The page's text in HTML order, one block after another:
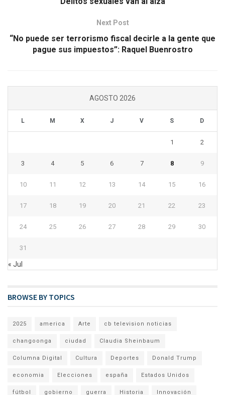
Next Post
“No puede ser terrorismo fiscal decirle a la gente que
pague sus impuestos”: Raquel Buenrostro
AGOSTO 2026
L M X J V S D
1 2
3 4 5 6 7 8 9
10 11 12 13 14 15 16
17 18 19 20 21 22 23
24 25 26 27 28 29 30
31
« Jul
BROWSE BY TOPICS
2025 america Arte cb television noticias
changoonga ciudad Claudia Sheinbaum
Columna Digital Cultura Deportes Donald Trump
economia Elecciones españa Estados Unidos
fútbol gobierno guerra Historia Innovación